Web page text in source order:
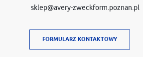
sklep@avery-zweckform.poznan.pl
FORMULARZ KONTAKTOWY